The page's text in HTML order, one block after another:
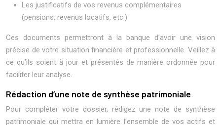
Les justificatifs de vos revenus complémentaires
(pensions, revenus locatifs, etc.)
Ces documents permettront à la banque d’avoir une vision
précise de votre situation financière et professionnelle. Veillez à
ce qu’ils soient à jour et présentés de manière ordonnée pour
faciliter leur analyse.
Rédaction d’une note de synthèse patrimoniale
Pour compléter votre dossier, rédigez une note de synthèse
patrimoniale qui mettra en lumière l’ensemble de vos actifs et